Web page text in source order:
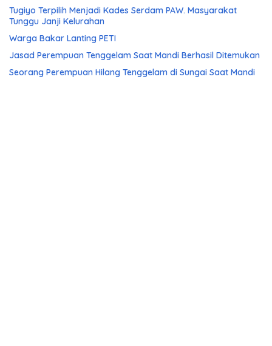
Tugiyo Terpilih Menjadi Kades Serdam PAW. Masyarakat
Tunggu Janji Kelurahan
Warga Bakar Lanting PETI
Jasad Perempuan Tenggelam Saat Mandi Berhasil Ditemukan
Seorang Perempuan Hilang Tenggelam di Sungai Saat Mandi